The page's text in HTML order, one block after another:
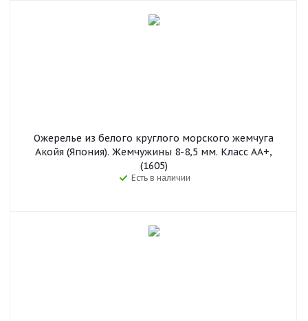
Ожерелье из белого круглого морского жемчуга
Акойя (Япония). Жемчужины 8-8,5 мм. Класс АА+,
(1605)
Есть в наличии